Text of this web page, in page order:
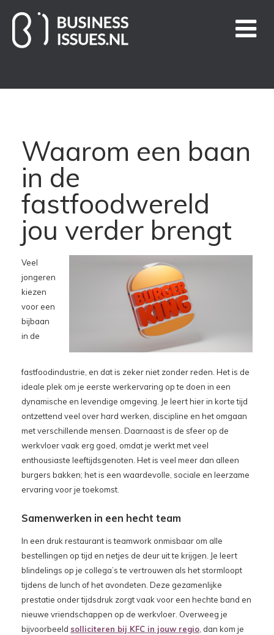
Home
Business Issues blogs
Over ons
Waarom een baan
in de
fastfoodwereld
jou verder brengt
Veel
jongeren
kiezen
voor een
bijbaan
in de
fastfoodindustrie, en dat is zeker niet zonder reden. Het is de
ideale plek om je eerste werkervaring op te doen in een
dynamische en levendige omgeving. Je leert hier in korte tijd
ontzettend veel over hard werken, discipline en het omgaan
met verschillende mensen. Daarnaast is de sfeer op de
werkvloer vaak erg goed, omdat je werkt met veel
enthousiaste leeftijdsgenoten. Het is veel meer dan alleen
burgers bakken; het is een waardevolle, sociale en leerzame
ervaring voor je toekomst.
Samenwerken in een hecht team
In een druk restaurant is teamwork onmisbaar om alle
bestellingen op tijd en netjes de deur uit te krijgen. Je leert
blindelings op je collega’s te vertrouwen als het stormloopt
tijdens de lunch of het avondeten. Deze gezamenlijke
prestatie onder tijdsdruk zorgt vaak voor een hechte band en
nieuwe vriendschappen op de werkvloer. Overweeg je
bijvoorbeeld solliciteren bij KFC in jouw regio , dan kom je